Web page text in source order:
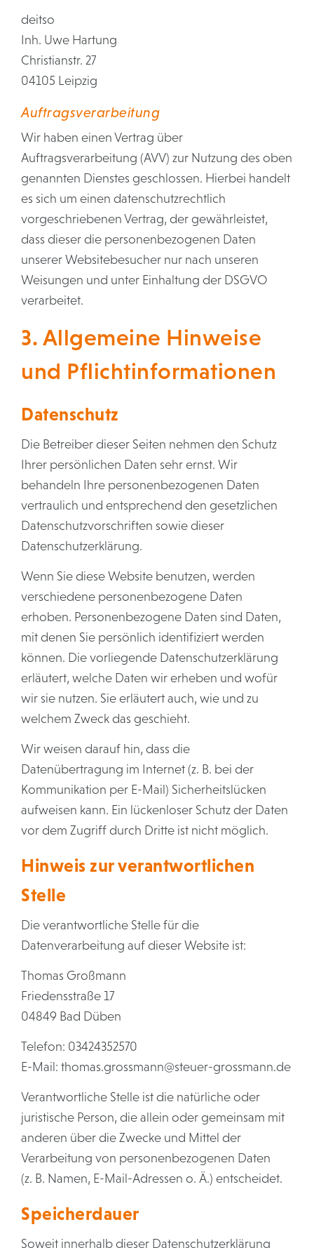
deitso
Inh. Uwe Hartung
Christianstr. 27
04105 Leipzig
Auftragsverarbeitung
Wir haben einen Vertrag über
Auftragsverarbeitung (AVV) zur Nutzung des oben
genannten Dienstes geschlossen. Hierbei handelt
es sich um einen datenschutzrechtlich
vorgeschriebenen Vertrag, der gewährleistet,
dass dieser die personenbezogenen Daten
unserer Websitebesucher nur nach unseren
Weisungen und unter Einhaltung der DSGVO
verarbeitet.
3. Allgemeine Hinweise
und Pflicht­informationen
Datenschutz
Die Betreiber dieser Seiten nehmen den Schutz
Ihrer persönlichen Daten sehr ernst. Wir
behandeln Ihre personenbezogenen Daten
vertraulich und entsprechend den gesetzlichen
Datenschutzvorschriften sowie dieser
Datenschutzerklärung.
Wenn Sie diese Website benutzen, werden
verschiedene personenbezogene Daten
erhoben. Personenbezogene Daten sind Daten,
mit denen Sie persönlich identifiziert werden
können. Die vorliegende Datenschutzerklärung
erläutert, welche Daten wir erheben und wofür
wir sie nutzen. Sie erläutert auch, wie und zu
welchem Zweck das geschieht.
Wir weisen darauf hin, dass die
Datenübertragung im Internet (z. B. bei der
Kommunikation per E-Mail) Sicherheitslücken
aufweisen kann. Ein lückenloser Schutz der Daten
vor dem Zugriff durch Dritte ist nicht möglich.
Hinweis zur verantwortlichen
Stelle
Die verantwortliche Stelle für die
Datenverarbeitung auf dieser Website ist:
Thomas Großmann
Friedensstraße 17
04849 Bad Düben
Telefon: 03424352570
E-Mail: thomas.grossmann@steuer-grossmann.de
Verantwortliche Stelle ist die natürliche oder
juristische Person, die allein oder gemeinsam mit
anderen über die Zwecke und Mittel der
Verarbeitung von personenbezogenen Daten
(z. B. Namen, E-Mail-Adressen o. Ä.) entscheidet.
Speicherdauer
Soweit innerhalb dieser Datenschutzerklärung